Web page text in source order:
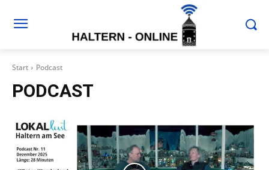
Start Podcast
PODCAST